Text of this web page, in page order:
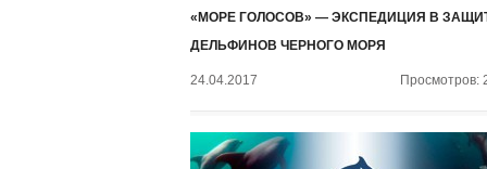
«МОРЕ ГОЛОСОВ» — ЭКСПЕДИЦИЯ В
ДЕЛЬФИНОВ ЧЕРНОГО МОРЯ
24.04.2017 Просмотров: